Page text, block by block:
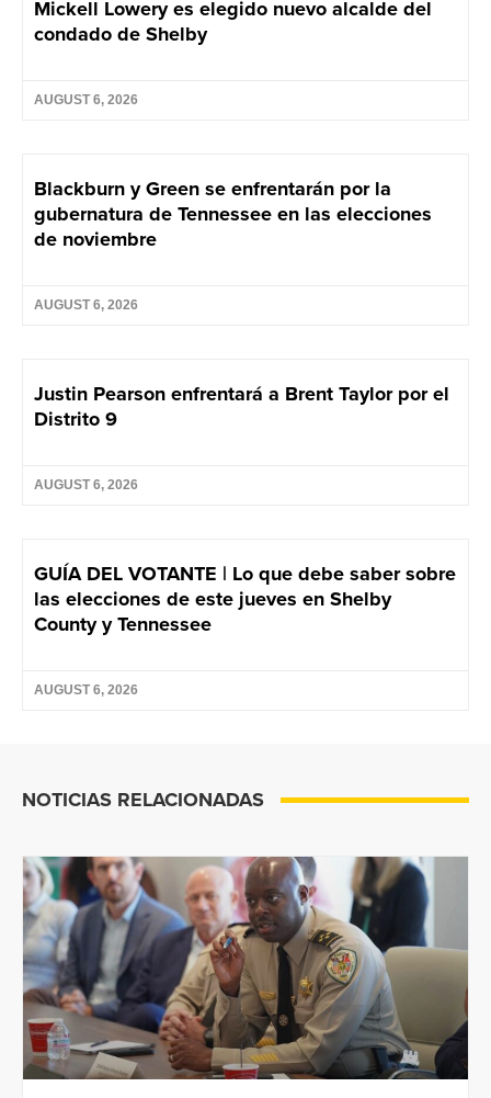
Mickell Lowery es elegido nuevo alcalde del
condado de Shelby
AUGUST 6, 2026
Blackburn y Green se enfrentarán por la
gubernatura de Tennessee en las elecciones
de noviembre
AUGUST 6, 2026
Justin Pearson enfrentará a Brent Taylor por el
Distrito 9
AUGUST 6, 2026
GUÍA DEL VOTANTE | Lo que debe saber sobre
las elecciones de este jueves en Shelby
County y Tennessee
AUGUST 6, 2026
NOTICIAS RELACIONADAS